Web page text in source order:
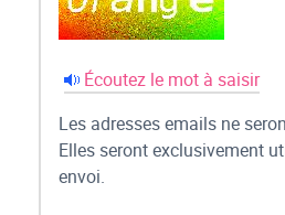
Écoutez le mot à saisir
Les adresses emails ne
Elles seront exclusivement
envoi.